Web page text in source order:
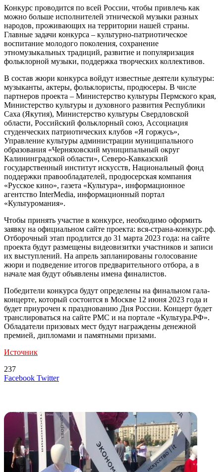
Конкурс проводится по всей России, чтобы привлечь как
можно больше исполнителей этнической музыки разных
народов, проживающих на территории нашей страны.
Главные задачи конкурса – культурно-патриотическое
воспитание молодого поколения, сохранение
этномузыкальных традиций, развитие и популяризация
фольклорной музыки, поддержка творческих коллективов.
В состав жюри конкурса войдут известные деятели культуры:
музыканты, актеры, фольклористы, продюсеры. В числе
партнеров проекта – Министерство культуры Пермского края,
Министерство культуры и духовного развития Республики
Саха (Якутия), Министерство культуры Свердловской
области, Российский фольклорный союз, Ассоциация
студенческих патриотических клубов «Я горжусь»,
Управление культуры администрации муниципального
образования «Черняховский муниципальный округ
Калининградской области», Северо-Кавказский
государственный институт искусств, Национальный фонд
поддержки правообладателей, продюсерская компания
«Русское кино», газета «Культура», информационное
агентство InterMedia, информационный портал
«Культуромания».
Чтобы принять участие в конкурсе, необходимо оформить
заявку на официальном сайте проекта: вся-страна-конкурс.рф.
Отборочный этап продлится до 31 марта 2023 года: на сайте
проекта будут размещены видеовизитки участников и записи
их выступлений. На апрель запланированы голосование
жюри и подведение итогов предварительного отбора, а в
начале мая будут объявлены имена финалистов.
Победители конкурса будут определены на финальном гала-
концерте, который состоится в Москве 12 июня 2023 года и
будет приурочен к празднованию Дня России. Концерт будет
транслироваться на сайте РМС и на портале «Культура.РФ».
Обладатели призовых мест будут награждены денежной
премией, дипломами и памятными призами.
Источник
237
Facebook TwitterLinkedIn
Tumblr
Reddit
Вконтакте
Одноклассники
Skype
Messenger
Messenger
WhatsApp
Telegram
Viber
Line
Поделиться
Печатать